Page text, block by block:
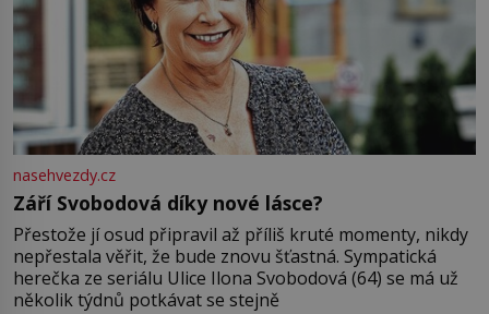
nasehvezdy.cz
Září Svobodová díky nové lásce?
Přestože jí osud připravil až příliš kruté momenty, nikdy
nepřestala věřit, že bude znovu šťastná. Sympatická
herečka ze seriálu Ulice Ilona Svobodová (64) se má už
několik týdnů potkávat se stejně